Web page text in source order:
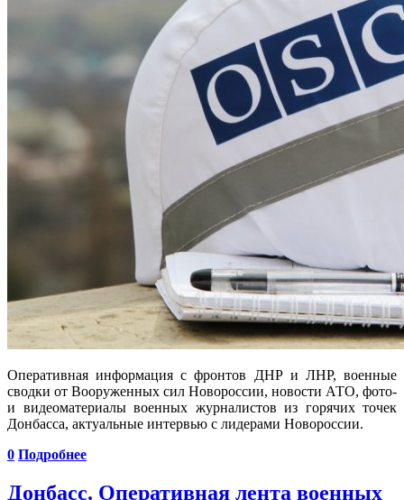
Оперативная информация с фронтов ДНР и ЛНР, военные
сводки от Вооруженных сил Новороссии, новости АТО, фото-
и видеоматериалы военных журналистов из горячих точек
Донбасса, актуальные интервью с лидерами Новороссии.
0 Подробнее
Донбасс. Оперативная лента военных